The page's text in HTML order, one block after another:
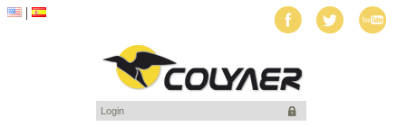
Login